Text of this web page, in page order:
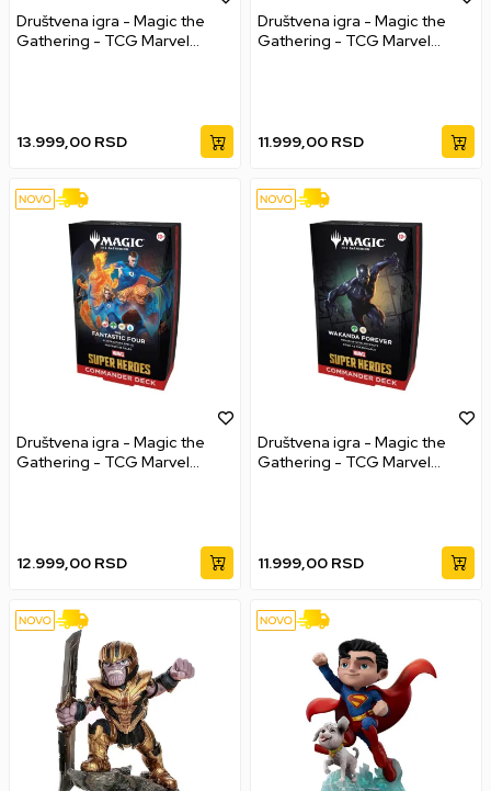
Društvena igra - Magic the
Gathering - TCG Marvel
13.999,00 RSD
Društvena igra - Magic the
Gathering - TCG Marvel
11.999,00 RSD
Društvena igra - Magic the
Gathering - TCG Marvel
12.999,00 RSD
Društvena igra - Magic the
Gathering - TCG Marvel
11.999,00 RSD